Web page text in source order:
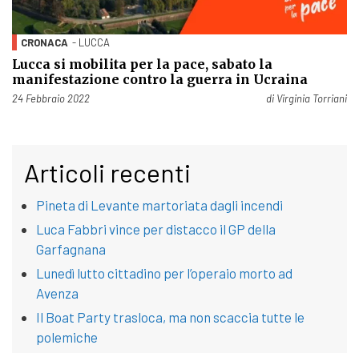
CRONACA - LUCCA
Lucca si mobilita per la pace, sabato la
manifestazione contro la guerra in Ucraina
Pubblicato il
24 Febbraio 2022 di Virginia Torriani
Articoli recenti
Pineta di Levante martoriata dagli incendi
Luca Fabbri vince per distacco il GP della
Garfagnana
Lunedì lutto cittadino per l’operaio morto ad
Avenza
Il Boat Party trasloca, ma non scaccia tutte le
polemiche